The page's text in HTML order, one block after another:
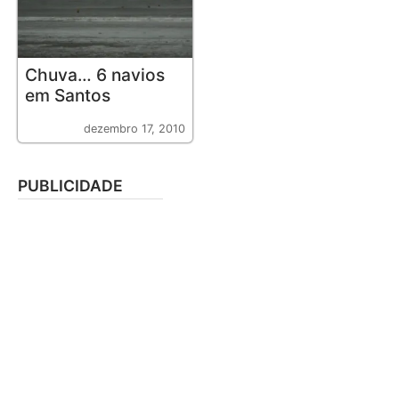
Chuva… 6 navios
em Santos
dezembro 17, 2010
PUBLICIDADE